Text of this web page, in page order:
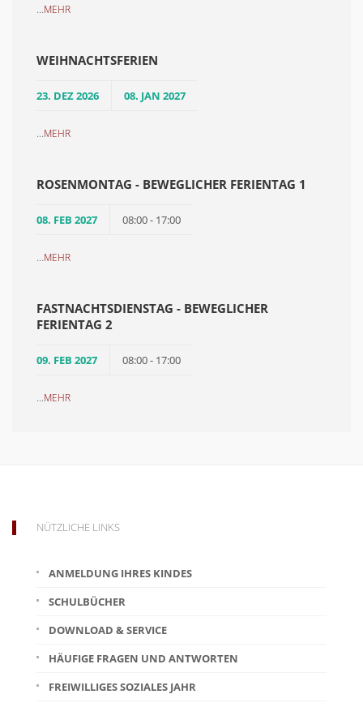
...MEHR
WEIHNACHTSFERIEN
23. DEZ 2026 08. JAN 2027
...MEHR
ROSENMONTAG - BEWEGLICHER FERIENTAG 1
08. FEB 2027 08:00 - 17:00
...MEHR
FASTNACHTSDIENSTAG - BEWEGLICHER
FERIENTAG 2
09. FEB 2027 08:00 - 17:00
...MEHR
NÜTZLICHE LINKS
ANMELDUNG IHRES KINDES
SCHULBÜCHER
DOWNLOAD & SERVICE
HÄUFIGE FRAGEN UND ANTWORTEN
FREIWILLIGES SOZIALES JAHR